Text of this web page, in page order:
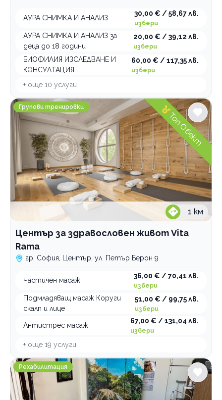
АУРА СНИМКА И АНАЛИЗ
30,00 € / 58,67 лв.
избери
АУРА СНИМКА И АНАЛИЗ за
деца до 18 години
20,00 € / 39,12 лв.
избери
БИОФИЛИЯ ИЗСЛЕДВАНЕ И
КОНСУЛТАЦИЯ
60,00 € / 117,35 лв.
избери
+ още 10 услуги
Център за здравословен живот Vita Rama
Групови тренировки
1 км
Център за здравословен живот Vita
Rama
гр. София, Център, ул. Петър Берон 9
Частичен масаж
36,00 € / 70,41 лв.
избери
Подмладяващ масаж Коруги
скалп и лице
51,00 € / 99,75 лв.
избери
Антистрес масаж
67,00 € / 131,04 лв.
избери
+ още 19 услуги
Топ Обект
Студио Вълшебни Ръце
Рехабилитация